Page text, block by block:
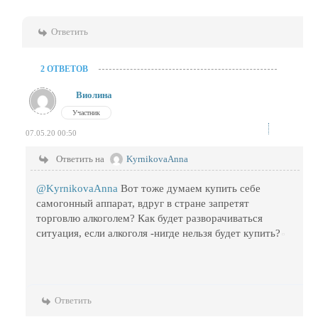
Ответить
2 ОТВЕТОВ
Виолина
Участник
07.05.20 00:50
Ответить на KyrnikovaAnna
@KyrnikovaAnna Вот тоже думаем купить себе
самогонный аппарат, вдруг в стране запретят
торговлю алкоголем? Как будет разворачиваться
ситуация, если алкоголя -нигде нельзя будет купить?
Ответить